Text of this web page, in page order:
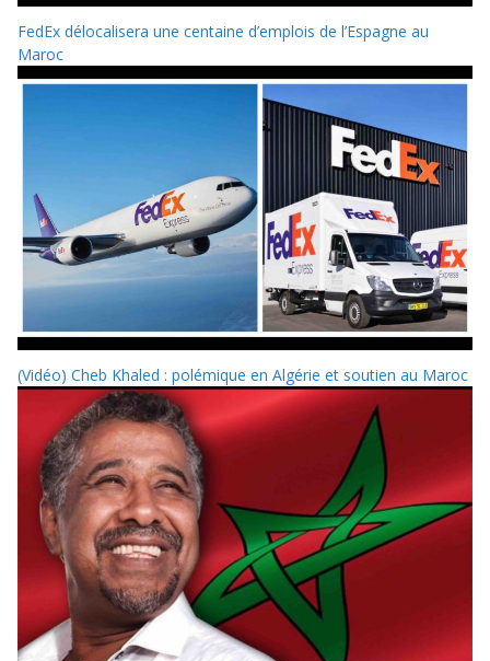
FedEx délocalisera une centaine d’emplois de l’Espagne au
Maroc
(Vidéo) Cheb Khaled : polémique en Algérie et soutien au Maroc